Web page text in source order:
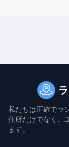
私たちは正確でラ
住所だけでなく、
ます。